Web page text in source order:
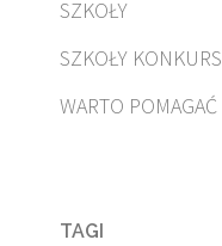
SZKOŁY
SZKOŁY KONKURS
WARTO POMAGAĆ
TAGI